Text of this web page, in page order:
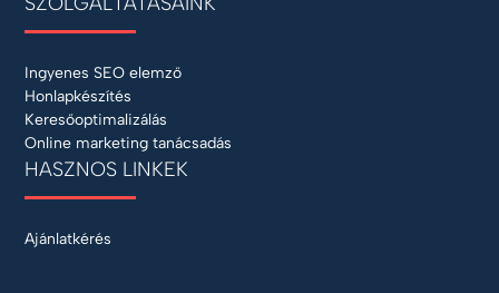
Ingyenes SEO elemző
Honlapkészítés
Keresőoptimalizálás
Online marketing tanácsadás
HASZNOS LINKEK
Ajánlatkérés